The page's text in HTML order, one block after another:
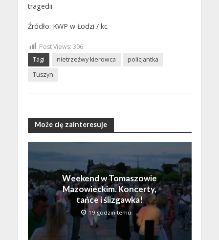
tragedii.
Źródło: KWP w Łodzi / kc
Post Views: 306
Tagi
nietrzeźwy kierowca
policjantka
Tuszyn
Może cię zainteresuje
Weekend w Tomaszowie
Mazowieckim. Koncerty,
tańce i ślizgawka!
19 godzin temu